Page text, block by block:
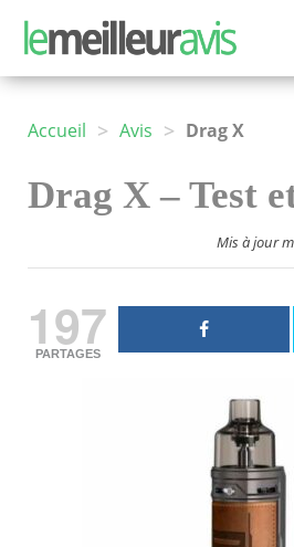
Accueil > Avis > Drag X
Drag X – Test
Mis à jour
197
PARTAGES